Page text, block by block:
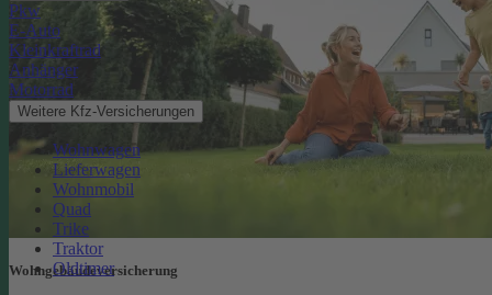
Pkw
E-Auto
Kleinkraftrad
Anhänger
Motorrad
Weitere Kfz-Versicherungen
Wohnwagen
Lieferwagen
Wohnmobil
Quad
Trike
Traktor
Oldtimer
Wohngebäude­versicherung